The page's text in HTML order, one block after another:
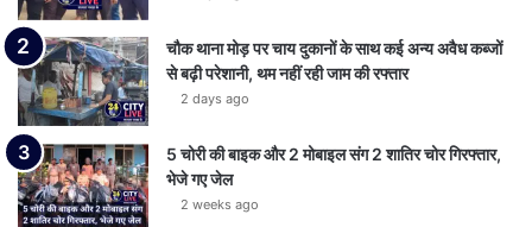
चौक थाना मोड़ पर चाय दुकानों के साथ कई अन्य अवैध कब्जों
से बढ़ी परेशानी, थम नहीं रही जाम की रफ्तार
2 days ago
5 चोरी की बाइक और 2 मोबाइल संग 2 शातिर चोर गिरफ्तार,
भेजे गए जेल
2 weeks ago